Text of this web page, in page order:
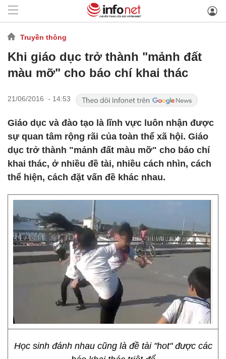
Truyền thông
Khi giáo dục trở thành "mảnh đất
màu mỡ" cho báo chí khai thác
21/06/2016 - 14:53
Giáo dục và đào tạo là lĩnh vực luôn nhận được
sự quan tâm rộng rãi của toàn thể xã hội. Giáo
dục trở thành "mảnh đất màu mỡ" cho báo chí
khai thác, ở nhiều đề tài, nhiều cách nhìn, cách
thể hiện, cách đặt vấn đề khác nhau.
Học sinh đánh nhau cũng là đề tài "hot" được các